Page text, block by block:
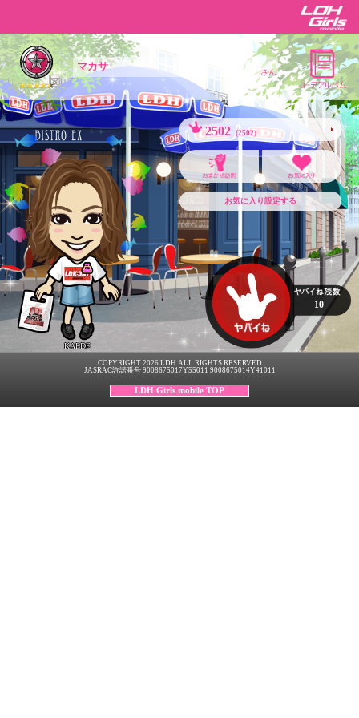
マカサ さん
KAEDE
2502 (2502)
お気に入り設定する
10
COPYRIGHT 2026 LDH ALL RIGHTS RESERVED
JASRAC許諾番号 9008675017Y55011 9008675014Y41011
LDH Girls mobile TOP